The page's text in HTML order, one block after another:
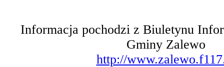
Informacja pochodzi z Biuletynu
Gminy Zalewo
http://